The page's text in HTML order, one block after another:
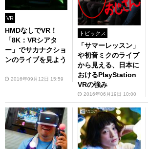
VR
HMDなしでVR！
「8K：VRシアタ
ー」でサカナクショ
ンのライブを見よう
2016年09月12日 15:59
トピックス
「サマーレッスン」
や初音ミクのライブ
から見える、日本に
おけるPlayStation
VRの強み
2016年06月19日 10:00